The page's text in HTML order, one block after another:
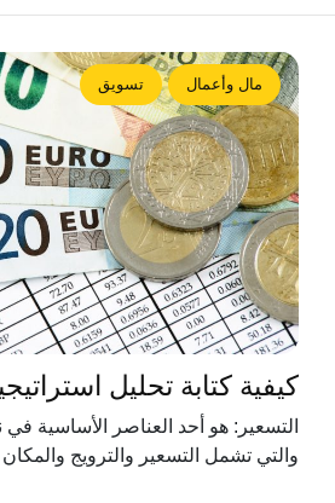
مال وأعمال تسويق
كيفية كتابة تحليل
التسعير: هو أحد العناصر الأساسية في
والتي تشمل التسعير والترويج والمكان